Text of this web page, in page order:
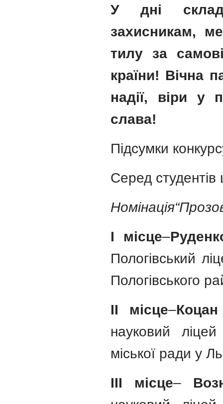
У дні
захисникам,
тилу за
країни! Вічна
надії, віри у
слава!
Підсумки
Серед студентів
І місце–
Пологівський
Пологівського
ІІ місце–Коцан
науковий
міської ради у
ІІІ місце–